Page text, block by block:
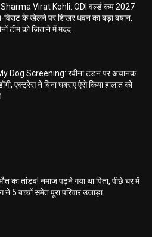
Virat Kohli: ODI वर्ल्ड कप 2027
विराट के खेलने पर शिखर धवन का बड़ा बयान,
टीम को जिताने में मदद...
Dog Screening: रवीना टंडन पर अचानक
एक्ट्रेस ने बिना घबराए ऐसे किया हालात को
का तांडव! नमाज पढ़ने गया था पिता, पीछे घर में
ने 5 बच्चों समेत पूरा परिवार उजाड़ा